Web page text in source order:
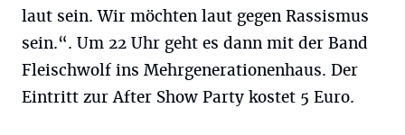
laut sein. Wir möchten laut gegen Rassismus
sein.“. Um 22 Uhr geht es dann mit der Band
Fleischwolf ins Mehrgenerationenhaus. Der
Eintritt zur After Show Party kostet 5 Euro.